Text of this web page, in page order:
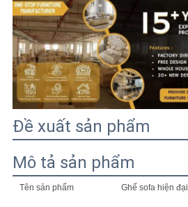
TIN
TỨC
TẤT
CẢ
CÁC
TRƯỜNG
HỢP
Đề xuất sản phẩm
Mô tả sản phẩm
Tên sản phẩm Ghế sofa hiện đại